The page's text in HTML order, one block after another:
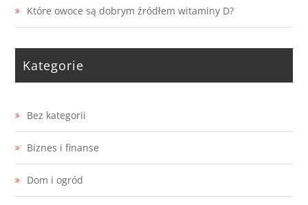
Które owoce są dobrym źródłem witaminy D?
Kategorie
Bez kategorii
Biznes i finanse
Dom i ogród